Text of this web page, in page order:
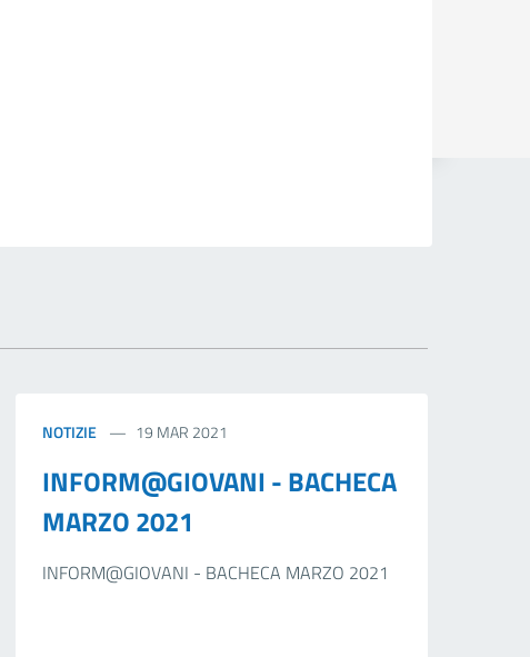
NOTIZIE 19 MAR 2021
INFORM@GIOVANI - BACHECA
MARZO 2021
INFORM@GIOVANI - BACHECA MARZO 2021